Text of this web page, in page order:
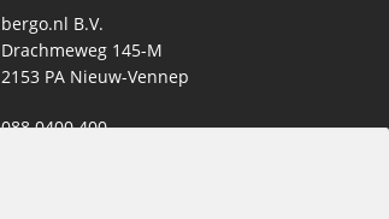
bergo.nl B.V.
Drachmeweg 145-M
2153 PA Nieuw-Vennep
088 0400 400